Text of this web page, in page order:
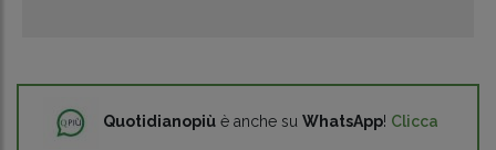
Quotidianopiù è anche su WhatsApp! Clicca